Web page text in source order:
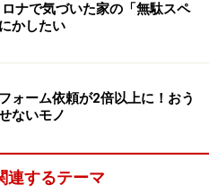
な壁があればさりげなく隠
のキッチンを美しく保つポ
ます。いつでもサッと出し
らかることもありません。
収納を取り付けるリフォー
ナで気づいた家の「無駄スペ
かしたい
ォーム依頼が2倍以上に！おう
ないモノ
連するテーマ